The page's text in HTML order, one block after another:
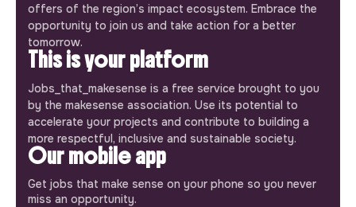
offers of the region’s impact ecosystem. Embrace the
opportunity to join us and take action for a better
tomorrow.
This is your platform
Jobs_that_makesense is a free service brought to you
by the makesense association. Use its potential to
accelerate your projects and contribute to building a
more respectful, inclusive and sustainable society.
Our mobile app
Get jobs that make sense on your phone so you never
miss an opportunity.